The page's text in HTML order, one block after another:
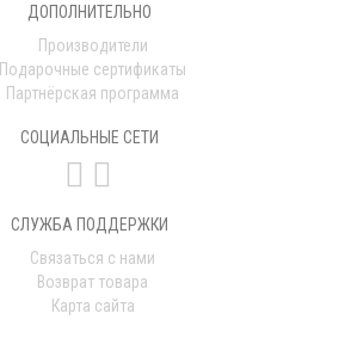
ДОПОЛНИТЕЛЬНО
Производители
Подарочные сертификаты
Партнёрская программа
СОЦИАЛЬНЫЕ СЕТИ
СЛУЖБА ПОДДЕРЖКИ
Связаться с нами
Возврат товара
Карта сайта